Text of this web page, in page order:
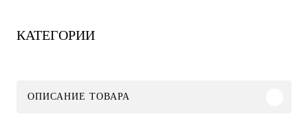
КАТЕГОРИИ
ОПИСАНИЕ ТОВАРА